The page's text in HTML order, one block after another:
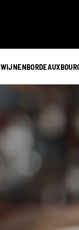
WIJNENBORDEAUX